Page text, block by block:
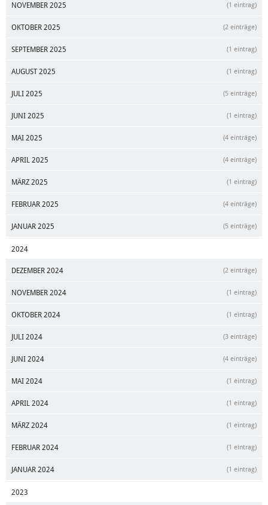
NOVEMBER 2025 (1 eintrag)
OKTOBER 2025 (2 einträge)
SEPTEMBER 2025 (1 eintrag)
AUGUST 2025 (1 eintrag)
JULI 2025 (5 einträge)
JUNI 2025 (1 eintrag)
MAI 2025 (4 einträge)
APRIL 2025 (4 einträge)
MÄRZ 2025 (1 eintrag)
FEBRUAR 2025 (4 einträge)
JANUAR 2025 (5 einträge)
2024
DEZEMBER 2024 (2 einträge)
NOVEMBER 2024 (1 eintrag)
OKTOBER 2024 (1 eintrag)
JULI 2024 (3 einträge)
JUNI 2024 (4 einträge)
MAI 2024 (1 eintrag)
APRIL 2024 (1 eintrag)
MÄRZ 2024 (1 eintrag)
FEBRUAR 2024 (1 eintrag)
JANUAR 2024 (1 eintrag)
2023